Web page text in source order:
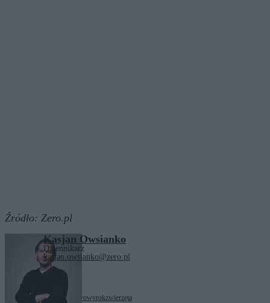
Źródło: Zero.pl
Kasjan Owsianko
Dziennikarz
kasjan.owsianko@zero.pl
Tagi: politykasądownictwowyrokzwierzęta